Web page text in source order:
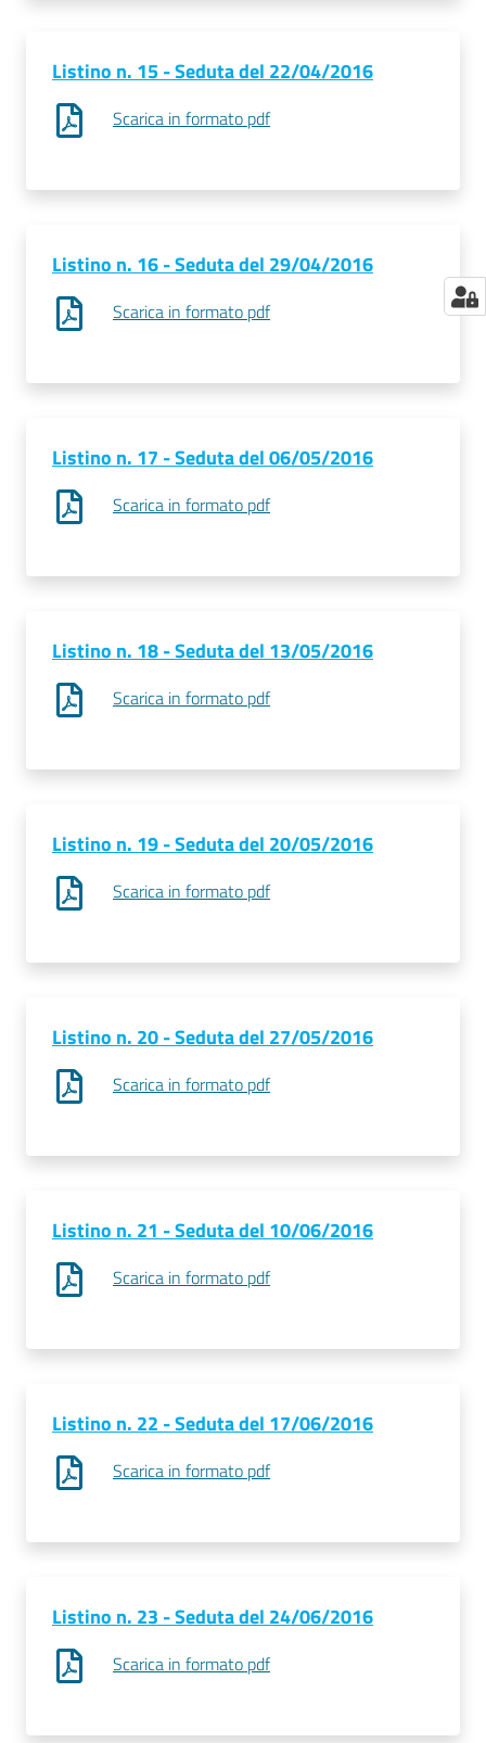
Listino n. 15 - Seduta del 22/04/2016
Scarica in formato pdf
Listino n. 16 - Seduta del 29/04/2016
Scarica in formato pdf
Listino n. 17 - Seduta del 06/05/2016
Scarica in formato pdf
Listino n. 18 - Seduta del 13/05/2016
Scarica in formato pdf
Listino n. 19 - Seduta del 20/05/2016
Scarica in formato pdf
Listino n. 20 - Seduta del 27/05/2016
Scarica in formato pdf
Listino n. 21 - Seduta del 10/06/2016
Scarica in formato pdf
Listino n. 22 - Seduta del 17/06/2016
Scarica in formato pdf
Listino n. 23 - Seduta del 24/06/2016
Scarica in formato pdf